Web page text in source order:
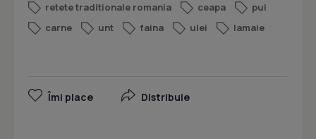
retete traditionale romania ceapa
pui
carne
unt faina ulei lamaie
Îmi place Distribuie